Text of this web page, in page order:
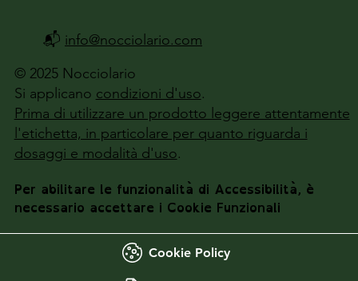
© 2025 Nocciolario
Si applicano condizioni d'uso.
Prima di utilizzare un prodotto leggere attentamente
l'etichetta, in particolare per quanto riguarda i
dosaggi e modalità d'uso.
Per abilitare le funzionalità di Accessibilità, è
necessario accettare i Cookie Funzionali
Cookie Policy
📬 info@nocciolario.com